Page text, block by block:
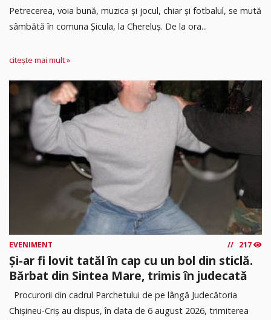
Petrecerea, voia bună, muzica și jocul, chiar și fotbalul, se mută
sâmbătă în comuna Șicula, la Chereluș. De la ora...
citește mai mult »
EVENIMENT 217
Și-ar fi lovit tatăl în cap cu un bol din sticlă.
Bărbat din Sintea Mare, trimis în judecată
Procurorii din cadrul Parchetului de pe lângă Judecătoria
Chișineu-Criș au dispus, în data de 6 august 2026, trimiterea